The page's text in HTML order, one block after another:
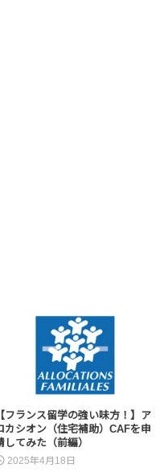
【フランス留学の強い味方！】ア
カシオン（住宅補助）CAFを申
してみた（前編）
2025年4月18日